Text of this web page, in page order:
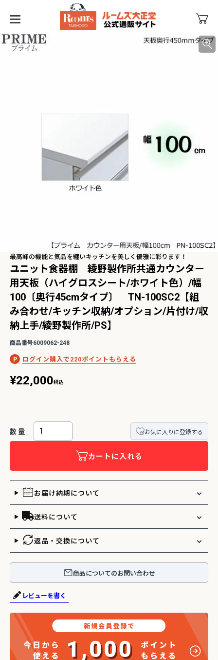
SN【リビン
/寝室/シェー
インク
レザーテックス カウチソフ
ァ マウルス2 プライム
PLT【在庫色/特注色】オッ
トマン分離型自由レイアウ
ト 幅218cm リラックスフ
具
¥139,800
リビングソファ ライラ198
3人掛 1人掛 ウォッシャブ
ル フルカバーリング 野田産
業 NDStyle
¥32,450
税込 〜
に最適！コンパクトで省スペース
【人気ロングセラー】バルバーニ・ワーク
最高峰の機能と気品を纏いキッチンを美しく優雅に彩ります！
ユニット食器棚 綾野製作所共通カウンター
用天板（ハイグロスシート/ホワイト色）/幅
100〔奥行45cmタイプ〕 TN-100SC2【組
み合わせ/キッチン収納/オプション/片付け/収
納上手/綾野製作所/PS】
商品番号6009062-248
220
¥22,000税込
お気に入りに登録する
カートに入れる
お届け納期について
送料について
返品・交換について
商品についてのお問い合わせ
レビューを書く